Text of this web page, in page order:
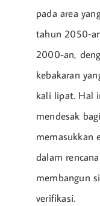
pada area
tahun 2050-
2000-an,
kebakaran
kali lipat. Hal
mendesak
memasukkan
dalam
membangun
verifikasi.